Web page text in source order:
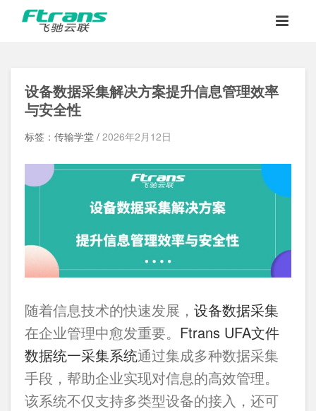
设备数据采集解决方案提升信息管理效率
与安全性
标签：传输学堂 / 2026年2月12日
随着信息技术的快速发展， 设备数据采集
在企业管理中愈发重要。 Ftrans UFA文件
数据统一采集系统通过集成多种数据采集
手段，帮助企业实现对信息的高效管理。
该系统不仅支持多类型设备的接入，还可